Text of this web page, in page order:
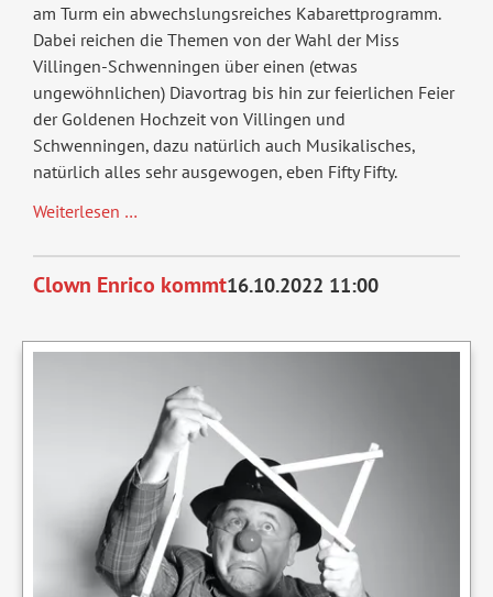
am Turm ein abwechslungsreiches Kabarettprogramm.
Dabei reichen die Themen von der Wahl der Miss
Villingen-Schwenningen über einen (etwas
ungewöhnlichen) Diavortrag bis hin zur feierlichen Feier
der Goldenen Hochzeit von Villingen und
Schwenningen, dazu natürlich auch Musikalisches,
natürlich alles sehr ausgewogen, eben Fifty Fifty.
Weiterlesen …Fifty-
Clown Enrico kommt16.10.2022 11:00